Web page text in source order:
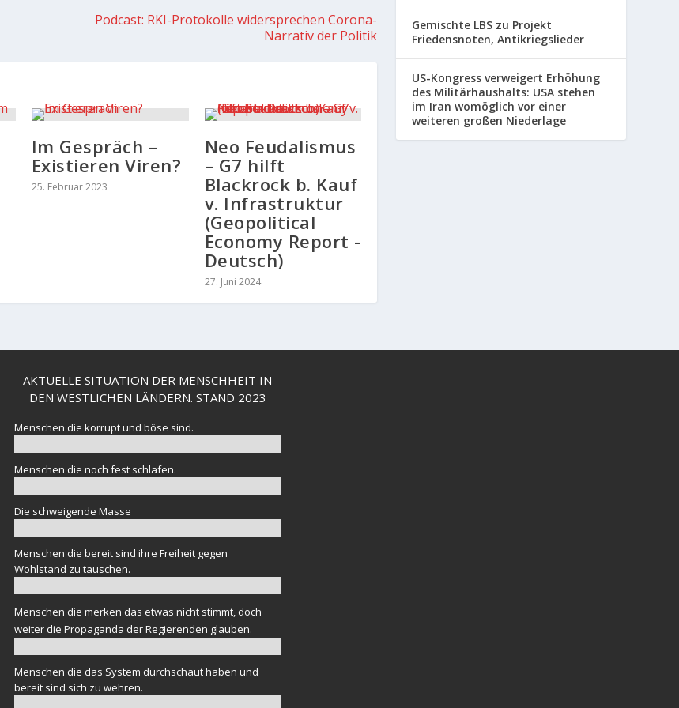
Podcast: RKI-Protokolle widersprechen Corona-
Narrativ der Politik
Im Gespräch –
Existieren Viren?
25. Februar 2023
Neo Feudalismus
– G7 hilft
Blackrock b. Kauf
v. Infrastruktur
(Geopolitical
Economy Report -
Deutsch)
27. Juni 2024
Gemischte LBS zu Projekt
Friedensnoten, Antikriegslieder
US-Kongress verweigert Erhöhung
des Militärhaushalts: USA stehen
im Iran womöglich vor einer
weiteren großen Niederlage
AKTUELLE SITUATION DER MENSCHHEIT IN
DEN WESTLICHEN LÄNDERN. STAND 2023
Menschen die korrupt und böse sind.
Menschen die noch fest schlafen.
Die schweigende Masse
Menschen die bereit sind ihre Freiheit gegen
Wohlstand zu tauschen.
Menschen die merken das etwas nicht stimmt, doch
weiter die Propaganda der Regierenden glauben.
Menschen die das System durchschaut haben und
bereit sind sich zu wehren.